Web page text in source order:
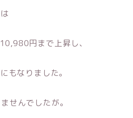
円まで上昇し、
もなりました。
せんでしたが。